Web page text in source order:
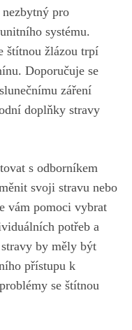
nezbytný pro
systému.
štítnou žlázou trpí
Doporučuje se‌
záření
doplňky stravy
s odborníkem
‌svoji stravu nebo
vám pomoci vybrat
⁣potřeb⁣ a
by​ měly být
přístupu k
se štítnou